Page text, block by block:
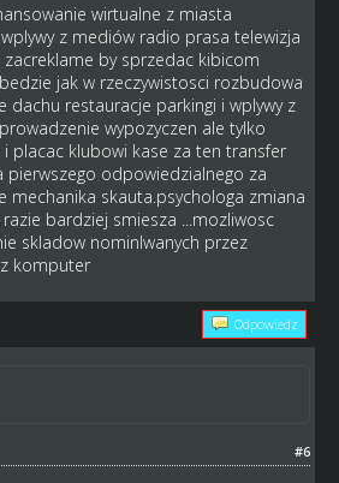
wirtualne z miasta
z mediów radio prasa telewizja
by sprzedac kibicom
jak w rzeczywistosci rozbudowa
dachu restauracje parkingi i wplywy z
wypozyczen ale tylko
placac klubowi kase za ten transfer
odpowiedzialnego za
mechanika skauta.psychologa zmiana
bardziej smiesza ...mozliwosc
skladow nominlwanych przez
komputer
Odpowiedz
#6